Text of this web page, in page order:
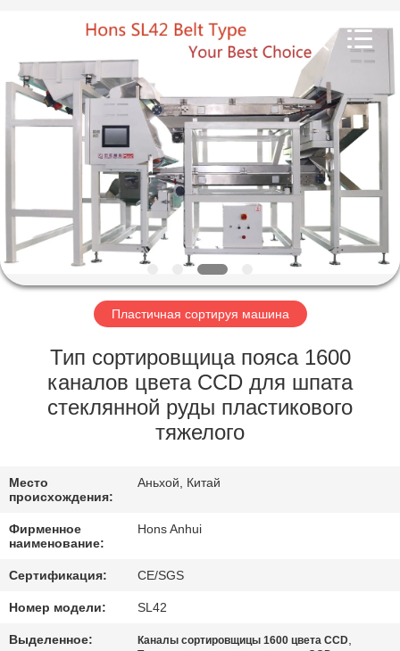
ДОМ
ПРОДУКТЫ
О
НАС
ПУТЕШЕСТВИЕ
ФАБРИКИ
ПРОВЕРКА
КАЧЕСТВА
МЫ
СПРОСИТЕ
ЦИТАТУ
КАРТА
Rights
Reserved.
Пластичная сортируя машина
Тип сортировщица пояса 1600
каналов цвета CCD для шпата
стеклянной руды пластикового
тяжелого
Место
происхождения:
Аньхой, Китай
Фирменное
наименование:
Hons Anhui
Сертификация: CE/SGS
Номер модели: SL42
Выделенное: Каналы сортировщицы 1600 цвета CCD,